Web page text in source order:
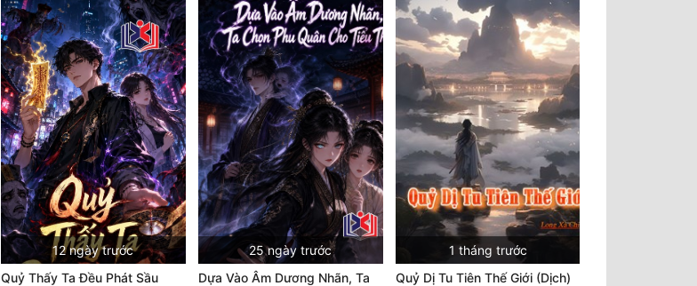
12 ngày trước
Quỷ Thấy Ta Đều Phát Sầu
25 ngày trước
Dựa Vào Âm Dương Nhãn, Ta
1 tháng trước
Quỷ Dị Tu Tiên Thế Giới (Dịch)